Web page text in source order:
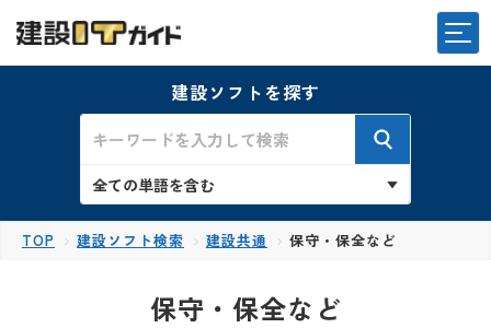
建設ソフトを探す
TOP 建設ソフト検索 建設共通 保守・保全など
保守・保全など